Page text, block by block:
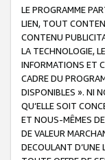
LE PROGRAMME
LIEN, TOUT
CONTENU
LA TECHNOLOGIE,
INFORMATIONS ET
CADRE DU
DISPONIBLES ». NI
QU’ELLE SOIT
ET NOUS-MÊMES
DE VALEUR
DECOULANT D’UNE